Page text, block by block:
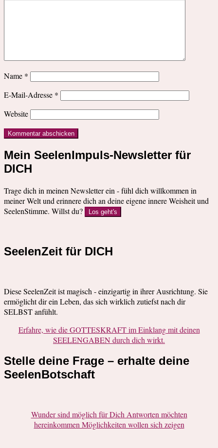
Name *
E-Mail-Adresse *
Website
Mein SeelenImpuls-Newsletter für
DICH
Trage dich in meinen Newsletter ein - fühl dich willkommen in
meiner Welt und erinnere dich an deine eigene innere Weisheit und
SeelenStimme. Willst du?
Los geht's
SeelenZeit für DICH
Diese SeelenZeit ist magisch - einzigartig in ihrer Ausrichtung. Sie
ermöglicht dir ein Leben, das sich wirklich zutiefst nach dir
SELBST anfühlt.
Erfahre, wie die GOTTESKRAFT im Einklang mit deinen
SEELENGABEN durch dich wirkt.
Stelle deine Frage – erhalte deine
SeelenBotschaft
Wunder sind möglich für Dich Antworten möchten
hereinkommen Möglichkeiten wollen sich zeigen